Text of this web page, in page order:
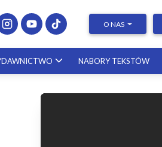
O NAS
& Publishing Research –
NABORY TEKSTÓW